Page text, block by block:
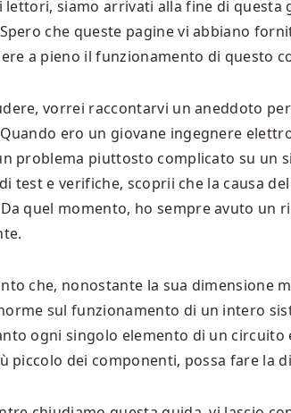
lettori, siamo arrivati alla fine di
che queste pagine vi abbiano
a pieno il funzionamento di questo
vorrei raccontarvi un aneddoto
ero un giovane ingegnere
problema piuttosto complicato su un
test e verifiche, scoprii che la causa
quel momento, ho sempre avuto un
che, nonostante la sua dimensione
sul funzionamento di un intero
ogni singolo elemento di un
piccolo dei componenti, possa fare la